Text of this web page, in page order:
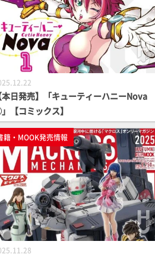
本日発売】「キューティーハニーNova
【コミックス】
籍・MOOK発売情報